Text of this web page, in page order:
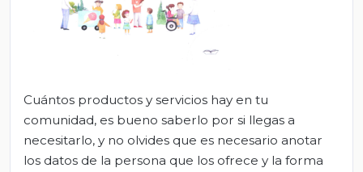
Cuántos productos y servicios hay en tu
comunidad, es bueno saberlo por si llegas a
necesitarlo, y no olvides que es necesario anotar
los datos de la persona que los ofrece y la forma